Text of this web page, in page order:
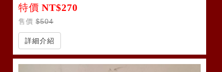
特價 NT$270
售價 $504
詳細介紹